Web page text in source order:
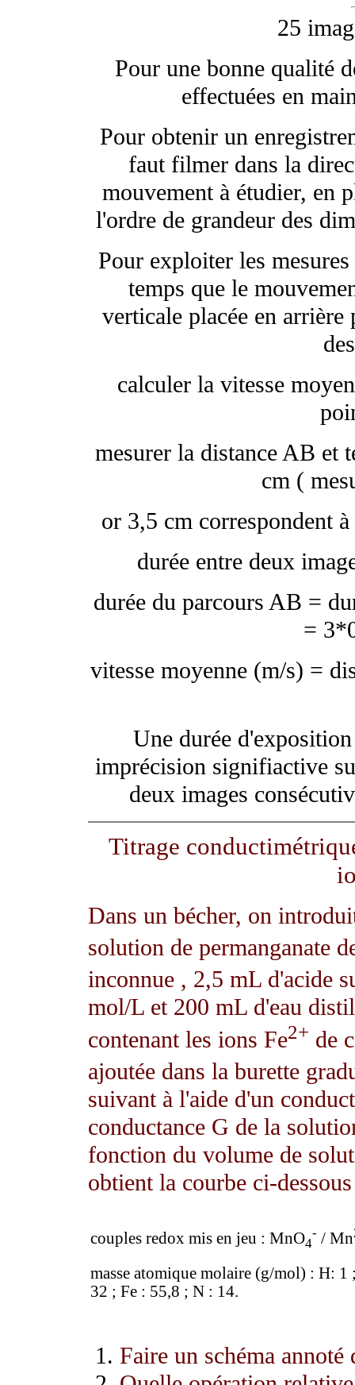
25
Pour une bonne qualité
effectuées en
Pour obtenir un
faut filmer dans la
mouvement à étudier, en
l'ordre de grandeur des
Pour exploiter les
temps que le
verticale placée en arrière
calculer la vitesse
mesurer la distance AB et
cm (
or 3,5 cm correspondent
durée entre deux
durée du parcours AB =
=
vitesse moyenne (m/s) =
Une durée
imprécision signifiactive
deux images
Titrage
Dans un bécher, on
solution de permanganate
inconnue , 2,5 mL d'acide
mol/L et 200 mL d'eau
contenant les ions Fe2+ de
ajoutée dans la burette
suivant à l'aide d'un
conductance G de la
fonction du volume de
obtient la courbe ci-
couples redox mis en jeu : MnO4
- / Mn
masse atomique molaire (g/mol) : H:
32 ; Fe : 55,8 ; N : 14.
Faire un schéma annoté